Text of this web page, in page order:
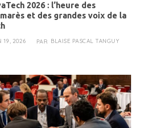
2026 : l’heure des
et des grandes voix de la
19, 2026 PAR BLAISE PASCAL TANGUY